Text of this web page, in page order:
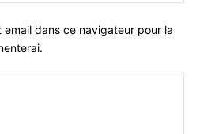
email dans ce navigateur pour la